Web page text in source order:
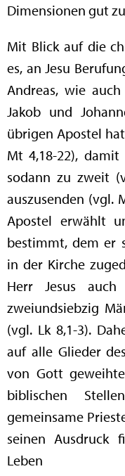
Dimensionen gut
Mit Blick auf die
es, an Jesu
Andreas, wie
Jakob und
übrigen Apostel
Mt 4,18-22),
sodann zu zweit
auszusenden (vgl.
Apostel erwählt
bestimmt, dem er
in der Kirche
Herr Jesus auch
zweiundsiebzig
(vgl. Lk 8,1-3).
auf alle Glieder
von Gott
biblischen
gemeinsame
seinen Ausdruck
Leben